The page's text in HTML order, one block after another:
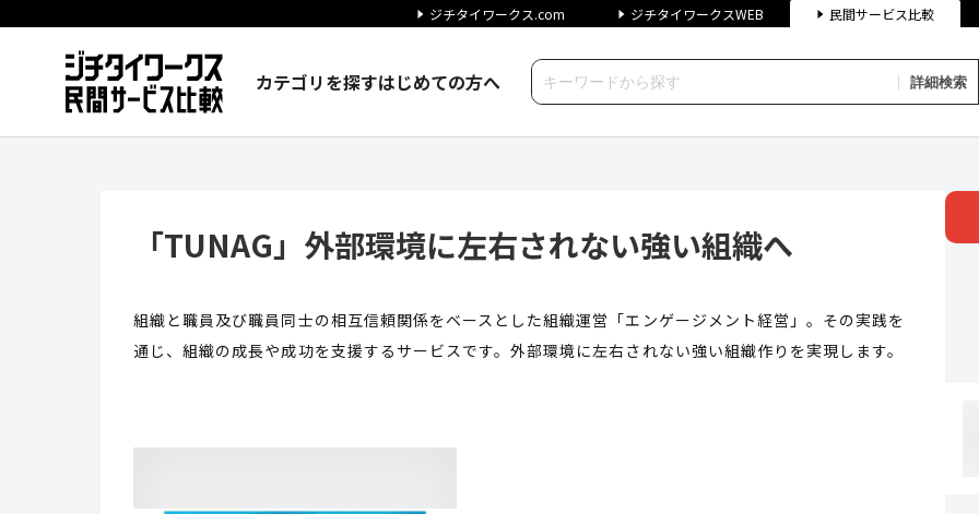
ジチタイワークス.com ジチタイワークスWEB 民間サービス比較
カテゴリを探すはじめての方へ 詳細検索
「TUNAG」外部環境に左右されない強い組織へ
組織と職員及び職員同士の相互信頼関係をベースとした組織運営「エンゲージメント経営」。その実践を
通じ、組織の成長や成功を支援するサービスです。外部環境に左右されない強い組織作りを実現します。